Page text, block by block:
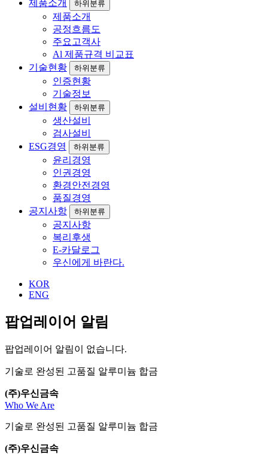
제품소개 하위분류
제품소개
공정흐름도
주요고객사
Al 제품규격 비교표
기술현황
하위분류
인증현황
기술정보
설비현황
하위분류
생산설비
검사설비
ESG경영
하위분류
윤리경영
인권경영
환경안전경영
품질경영
공지사항
하위분류
공지사항
복리후생
E-카달로그
우신에게 바란다.
KOR
ENG
팝업레이어 알림
팝업레이어 알림이 없습니다.
기술로 완성된 고품질 알루미늄 합금
(주)우신금속
Who We Are
기술로 완성된 고품질 알루미늄 합금
(주)우신금속